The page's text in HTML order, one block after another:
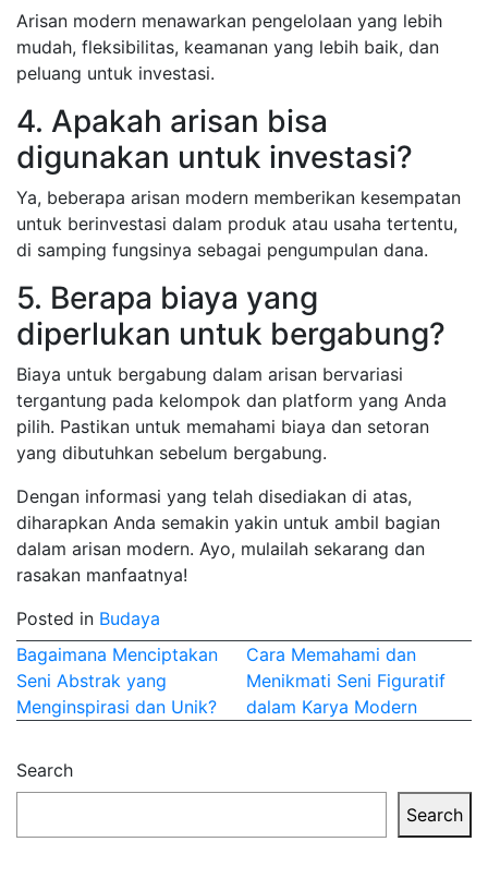
Arisan modern menawarkan pengelolaan yang lebih
mudah, fleksibilitas, keamanan yang lebih baik, dan
peluang untuk investasi.
4. Apakah arisan bisa
digunakan untuk investasi?
Ya, beberapa arisan modern memberikan kesempatan
untuk berinvestasi dalam produk atau usaha tertentu,
di samping fungsinya sebagai pengumpulan dana.
5. Berapa biaya yang
diperlukan untuk bergabung?
Biaya untuk bergabung dalam arisan bervariasi
tergantung pada kelompok dan platform yang Anda
pilih. Pastikan untuk memahami biaya dan setoran
yang dibutuhkan sebelum bergabung.
Dengan informasi yang telah disediakan di atas,
diharapkan Anda semakin yakin untuk ambil bagian
dalam arisan modern. Ayo, mulailah sekarang dan
rasakan manfaatnya!
Posted in Budaya
Post
navigation
Bagaimana Menciptakan
Seni Abstrak yang
Menginspirasi dan Unik?
Cara Memahami dan
Menikmati Seni Figuratif
dalam Karya Modern
Search
Search